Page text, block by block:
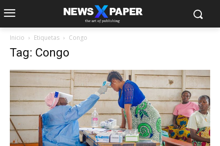
Inicio Etiquetas Congo
Tag: Congo